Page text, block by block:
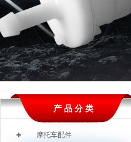
产 品 分 类
摩托车配件